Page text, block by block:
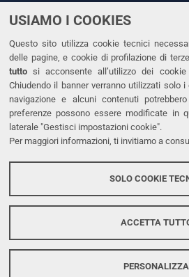
USIAMO I COOKIES
Questo sito utilizza cookie tecnici
delle pagine, e cookie di profilazione di
tutto si acconsente all’utilizzo dei
Chiudendo il banner verranno utilizzati solo
navigazione e alcuni contenuti
preferenze possono essere modificate in
laterale "Gestisci impostazioni cookie".
Per maggiori informazioni, ti invitiamo a
SOLO COOKIE
ACCETTA
PERSONALIZZA
CONTATTI
Tel. +39 0532 293111
Fax. +39 0532 293031
PEC
LINKS
Dichiarazione di
Protezione dati personali